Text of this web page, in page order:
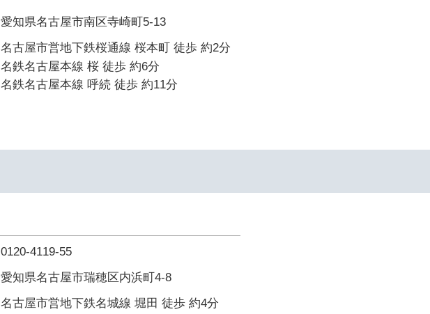
愛知県名古屋市南区寺崎町5-13
名古屋市営地下鉄桜通線 桜本町 徒歩 約2分
名鉄名古屋本線 桜 徒歩 約6分
名鉄名古屋本線 呼続 徒歩 約11分
0120-4119-55
愛知県名古屋市瑞穂区内浜町4-8
名古屋市営地下鉄名城線 堀田 徒歩 約4分